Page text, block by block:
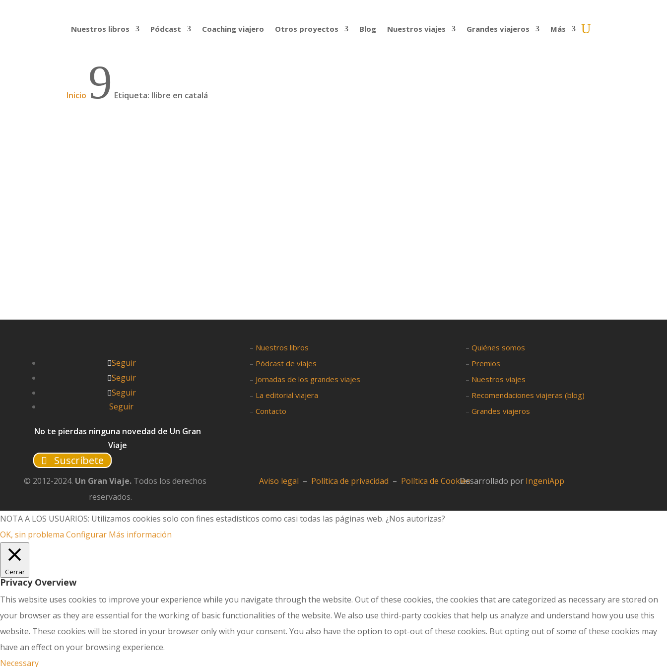
Nuestros libros Pódcast Coaching viajero Otros proyectos Blog Nuestros viajes Grandes viajeros Más
Inicio 9 Etiqueta: llibre en catalá
Seguir
Seguir
Seguir
Seguir
No te pierdas ninguna novedad de Un Gran
Viaje
Suscríbete
– Nuestros libros
– Pódcast de viajes
– Jornadas de los grandes viajes
– La editorial viajera
– Contacto
–Quiénes somos
– Premios
– Nuestros viajes
– Recomendaciones viajeras (blog)
–Grandes viajeros
© 2012-2024. Un Gran Viaje. Todos los derechos
reservados.
Aviso legal – Política de privacidad – Política de CookiesDesarrollado por IngeniApp
NOTA A LOS USUARIOS: Utilizamos cookies solo con fines estadísticos como casi todas las páginas web. ¿Nos autorizas?
OK, sin problema Configurar Más información
Cerrar
Privacy Overview
This website uses cookies to improve your experience while you navigate through the website. Out of these cookies, the cookies that are categorized as necessary are stored on
your browser as they are essential for the working of basic functionalities of the website. We also use third-party cookies that help us analyze and understand how you use this
website. These cookies will be stored in your browser only with your consent. You also have the option to opt-out of these cookies. But opting out of some of these cookies may
have an effect on your browsing experience.
Necessary